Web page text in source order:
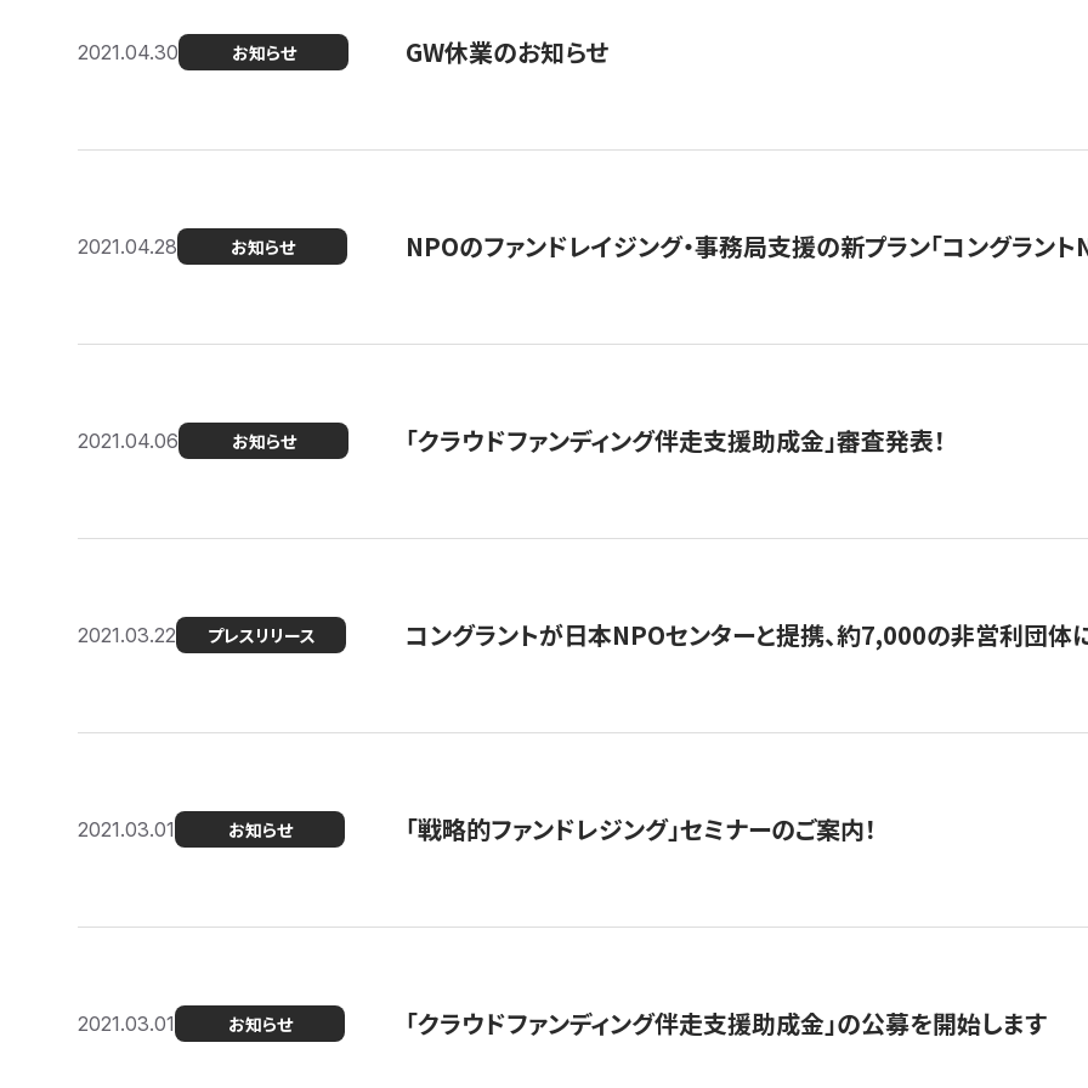
2021.04.30 お知らせ GW休業のお知らせ
2021.04.28 お知らせ NPOのファンドレイジング・事務局支援の新プラン「コングラント
2021.04.06 お知らせ 「クラウドファンディング伴走支援助成金」審査発表！
2021.03.22 プレスリリース コングラントが日本NPOセンターと提携、約7,000の非営利団体
2021.03.01 お知らせ 「戦略的ファンドレジング」セミナーのご案内！
2021.03.01 お知らせ 「クラウドファンディング伴走支援助成金」の公募を開始します